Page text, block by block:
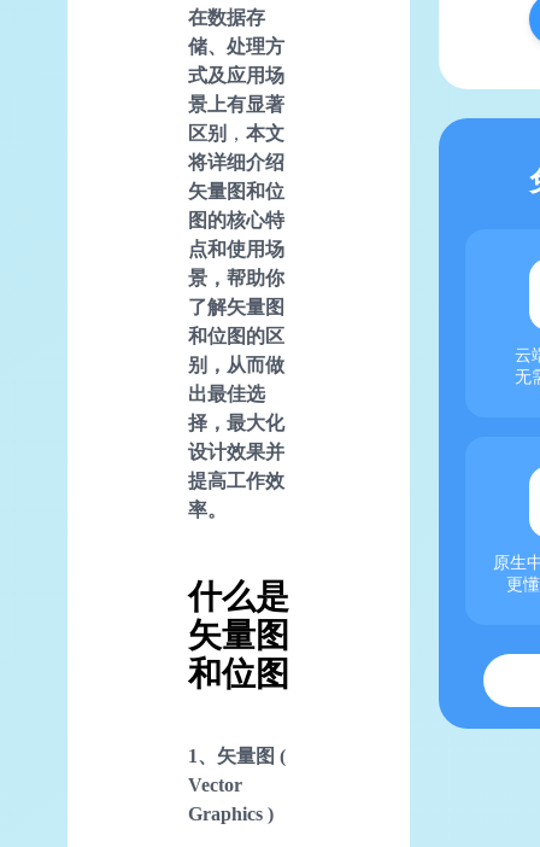
在数据存
储、处理方
式及应用场
景上有显著
区别 ， 本文
将详细介绍
矢量图和位
图的核心特
点和使用场
景，帮助你
了解矢量图
和位图的区
别，从而做
出最佳选
择，最大化
设计效果并
提高工作效
率。
什么是
矢量图
和位图
1、矢量图 (
Vector
Graphics )
云
无
原生
更